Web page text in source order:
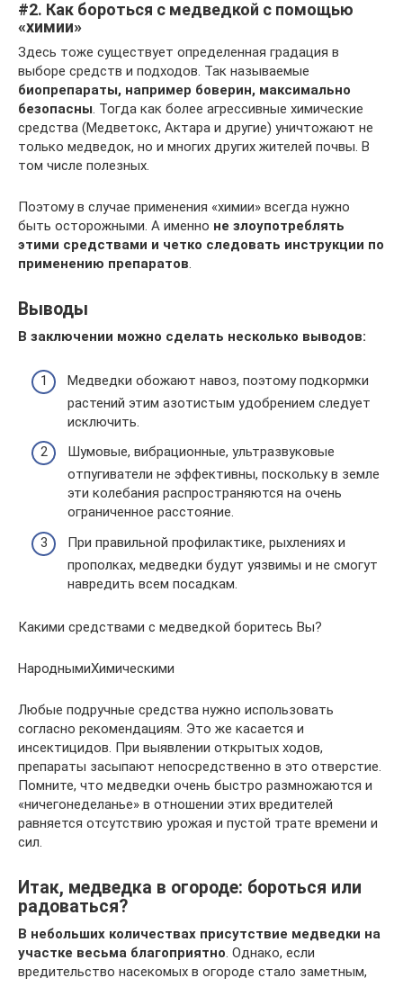
#2. Как бороться с медведкой с помощью
«химии»
Здесь тоже существует определенная градация в
выборе средств и подходов. Так называемые
биопрепараты, например боверин, максимально
безопасны. Тогда как более агрессивные химические
средства (Медветокс, Актара и другие) уничтожают не
только медведок, но и многих других жителей почвы. В
том числе полезных.
Поэтому в случае применения «химии» всегда нужно
быть осторожными. А именно не злоупотреблять
этими средствами и четко следовать инструкции по
применению препаратов.
Выводы
В заключении можно сделать несколько выводов:
Медведки обожают навоз, поэтому подкормки
растений этим азотистым удобрением следует
исключить.
Шумовые, вибрационные, ультразвуковые
отпугиватели не эффективны, поскольку в земле
эти колебания распространяются на очень
ограниченное расстояние.
При правильной профилактике, рыхлениях и
прополках, медведки будут уязвимы и не смогут
навредить всем посадкам.
Какими средствами с медведкой боритесь Вы?
НароднымиХимическими
Любые подручные средства нужно использовать
согласно рекомендациям. Это же касается и
инсектицидов. При выявлении открытых ходов,
препараты засыпают непосредственно в это отверстие.
Помните, что медведки очень быстро размножаются и
«ничегонеделанье» в отношении этих вредителей
равняется отсутствию урожая и пустой трате времени и
сил.
Итак, медведка в огороде: бороться или
радоваться?
В небольших количествах присутствие медведки на
участке весьма благоприятно . Однако, если
вредительство насекомых в огороде стало заметным,